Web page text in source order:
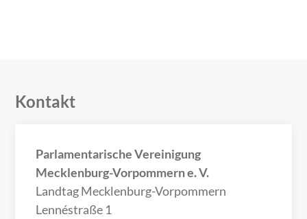
Kontakt
Parlamentarische Vereinigung
Mecklenburg-Vorpommern e. V.
Landtag Mecklenburg-Vorpommern
Lennéstraße 1